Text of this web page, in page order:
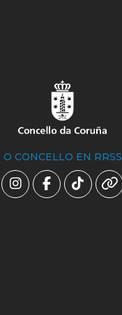
O CONCELLO EN RRSS